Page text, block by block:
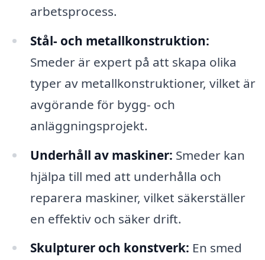
arbetsprocess.
Stål- och metallkonstruktion:
Smeder är expert på att skapa olika
typer av metallkonstruktioner, vilket är
avgörande för bygg- och
anläggningsprojekt.
Underhåll av maskiner: Smeder kan
hjälpa till med att underhålla och
reparera maskiner, vilket säkerställer
en effektiv och säker drift.
Skulpturer och konstverk: En smed